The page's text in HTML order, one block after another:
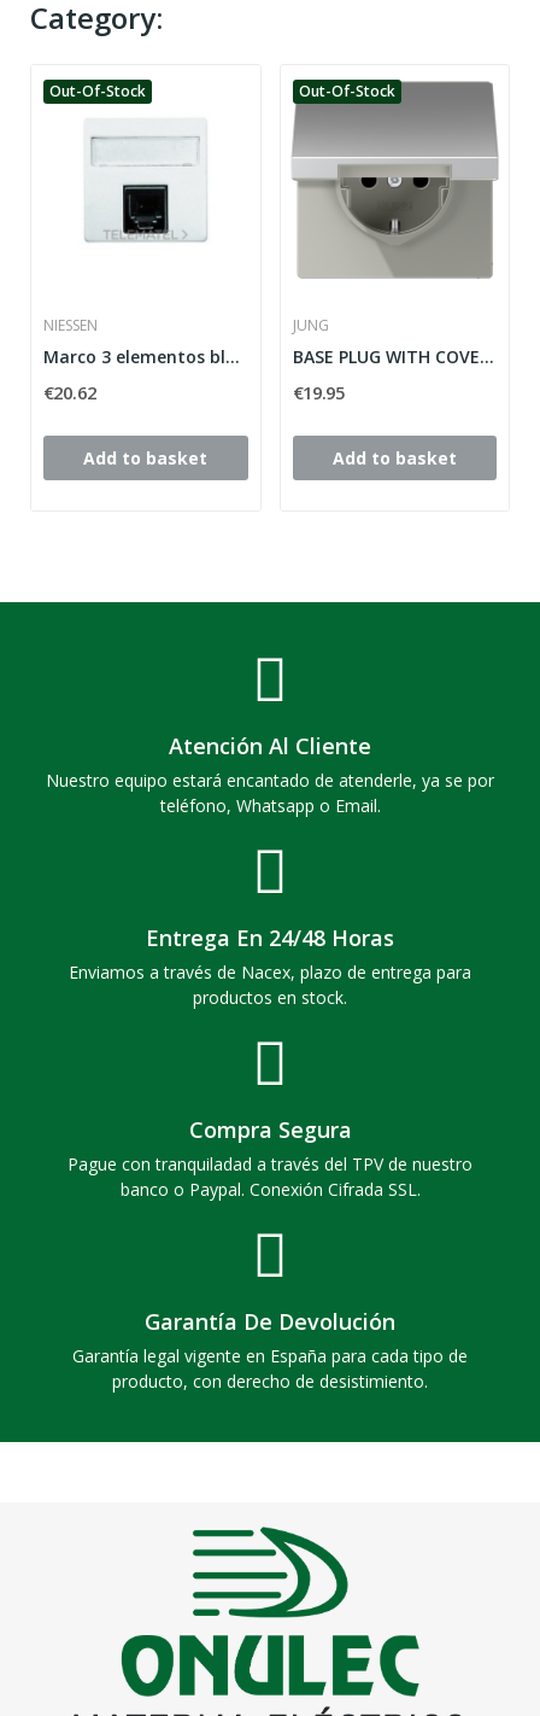
Category:
Out-Of-Stock
NIESSEN
Marco 3 elementos blanco alpino horizontal...
€20.62
Add to basket
Out-Of-Stock
JUNG
BASE PLUG WITH COVER + PROTECTION CHILDREN...
€19.95
Add to basket
Atención Al Cliente
Nuestro equipo estará encantado de atenderle, ya se por
teléfono, Whatsapp o Email.
Entrega En 24/48 Horas
Enviamos a través de Nacex, plazo de entrega para
productos en stock.
Compra Segura
Pague con tranquiladad a través del TPV de nuestro
banco o Paypal. Conexión Cifrada SSL.
Garantía De Devolución
Garantía legal vigente en España para cada tipo de
producto, con derecho de desistimiento.